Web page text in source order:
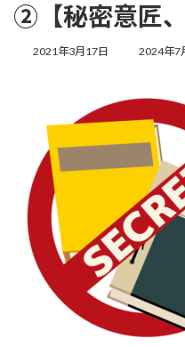
②【秘密意匠、
2021年3月17日
最
新
:
2024年7